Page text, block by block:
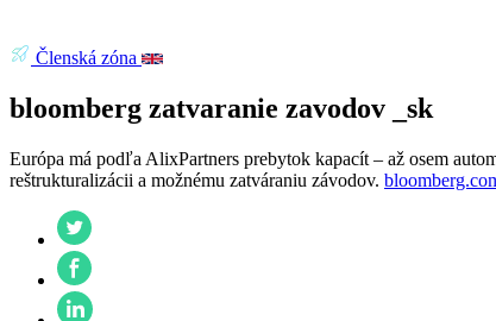
Členská zóna
bloomberg zatvaranie zavodov _sk
Európa má podľa AlixPartners prebytok kapacít – až osem
reštrukturalizácii a možnému zatváraniu závodov.